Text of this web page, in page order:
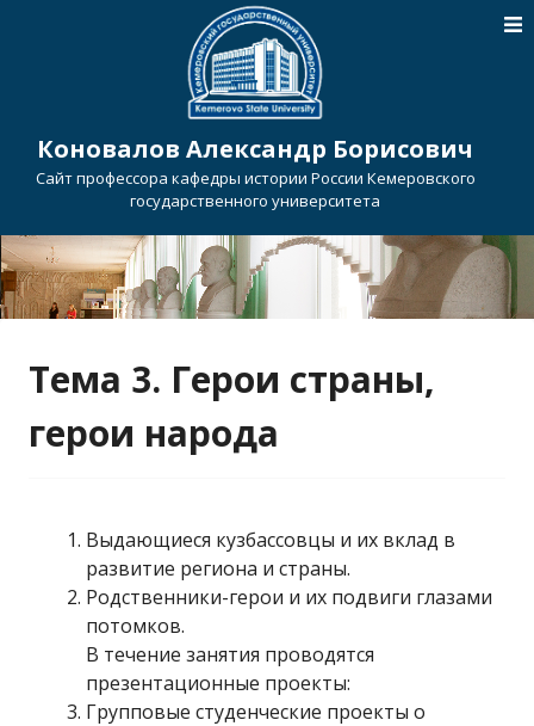
Коновалов Александр Борисович
Сайт профессора кафедры истории России Кемеровского
государственного университета
Тема 3. Герои страны,
герои народа
Выдающиеся кузбассовцы и их вклад в
развитие региона и страны.
Родственники-герои и их подвиги глазами
потомков.
В течение занятия проводятся
презентационные проекты:
Групповые студенческие проекты о